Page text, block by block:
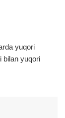
yuqori
bilan yuqori